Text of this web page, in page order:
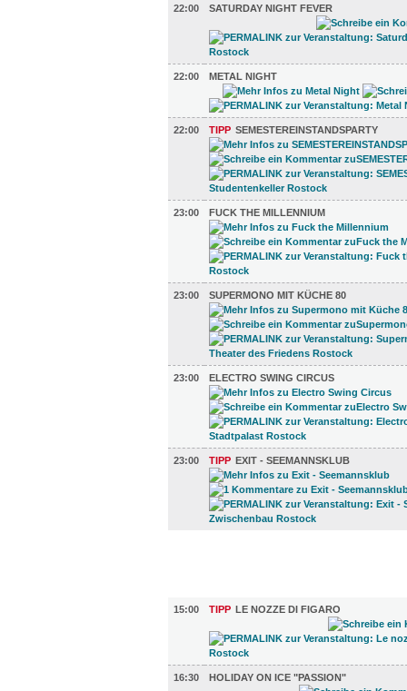
22:00 SATURDAY NIGHT FEVER
22:00 METAL NIGHT
22:00 TIPP SEMESTEREINSTANDSPARTY
23:00 FUCK THE MILLENNIUM
23:00 SUPERMONO MIT KÜCHE 80
23:00 ELECTRO SWING CIRCUS
23:00 TIPP EXIT - SEEMANNSKLUB
15:00
TIPP LE NOZZE DI FIGARO
16:30 HOLIDAY ON ICE "PASSION"